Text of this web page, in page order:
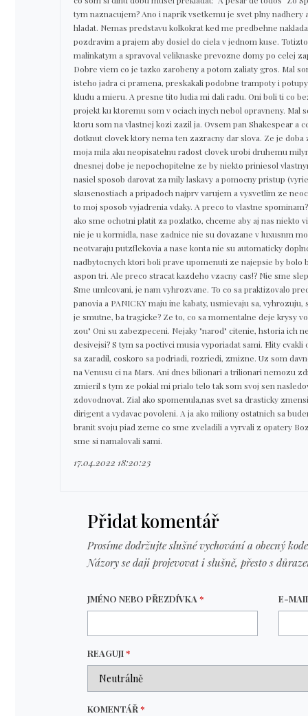
tym naznacujem? Ano i naprik vsetkemu je svet plny
hladat. Nemas predstavu kolkokrat ked me predbehne
pozdravim a prajem aby dosiel do ciela v jednom kuse.
malinkatym a spravoval veliknaske prevozne domy po celej
Dobre viem co je tazko zarobeny a potom zaliaty gros. Mal
isteho jadra ci pramena, preskakali podobne trampoty i
kludu a mieru. A presne tito ludia mi dali radu. Oni boli ti co
projekt ku ktoremu som v ociach inych nebol opravneny. Mal
ktoru som na vlastnej kozi zazil ja. Ovsem pan Shakespear a
dotknut clovek ktory nema ten zazracny dar slova. Ze je doba
moja mila aku neopisatelnu radost clovek urobi druhemu
dnesnej dobe je nepochopitelne ze by niekto priniesol
nasiel sposob darovat za mily laskavy a pomocny pristup
skusenostiach a pripadoch najprv varujem a vysvetlim ze
to moj sposob vyjadrenia vdaky. A preco to vlastne
ako sme ochotni platit za pozlatko, chceme aby aj nas niekto
nie je u kormidla, nase zadnice nie su dovazane v luxusnm
neotvaraju putzflekovia a nase konta nie su automaticky
nadbytocnych ktori boli prave upomenuti ze najepsie by bolo
aspon tri. Ale preco stracat kazdeho vzacny cas!? Nie sme
Sme umlcovani, je nam vyhrozvane. To co sa praktizovalo
panovia a PANICKY maju ine kabaty, usmievaju sa,
je smutne, ba tragicke? Ze to, co sa momentalne deje krysy
zou" Oni su zabezpeceni. Nejaky "narod" citenie, hstoria ich
desivejsi? S tym sa poctivci musia vyporiadat sami. Elity
sa zaradil, coskoro sa podriadi, rozriedi, zmizne. Uz som
na Venusu ci na Mars. Ani dnes bilionari a trilionari nemozu
zmieril s tym ze pokial mi prialo telo tak som svoj sen
zdovodnovat. Zial ako spomenula,nas svet sa drasticky
dirigent a vydavac povoleni. A ja ako miliony ostatnich sa
branit svoju piad zeme co sme zveladili a vyrvali z opatery
sme si namalovali sami.
17.04.2022 18:20:23
Přidat komentář
Prosíme dodržujte slušné vychování a obecný
Názory se daji projevovat i slušně, přesto s
JMÉNO NEBO PŘEZDÍVKA* E-
REAGUJI*
KOMENTÁŘ*